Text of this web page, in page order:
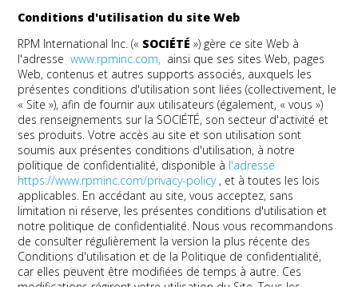
Conditions d'utilisation du site Web
RPM International Inc. (« SOCIÉTÉ ») gère ce site Web à
l'adressewww.rpminc.com, ainsi que ses sites Web, pages
Web, contenus et autres supports associés, auxquels les
présentes conditions d'utilisation sont liées (collectivement, le
« Site »), afin de fournir aux utilisateurs (également, « vous »)
des renseignements sur la SOCIÉTÉ, son secteur d'activité et
ses produits. Votre accès au site et son utilisation sont
soumis aux présentes conditions d'utilisation, à notre
politique de confidentialité, disponible à l'adresse
https://www.rpminc.com/privacy-policy, et à toutes les lois
applicables. En accédant au site, vous acceptez, sans
limitation ni réserve, les présentes conditions d'utilisation et
notre politique de confidentialité. Nous vous recommandons
de consulter régulièrement la version la plus récente des
Conditions d'utilisation et de la Politique de confidentialité,
car elles peuvent être modifiées de temps à autre. Ces